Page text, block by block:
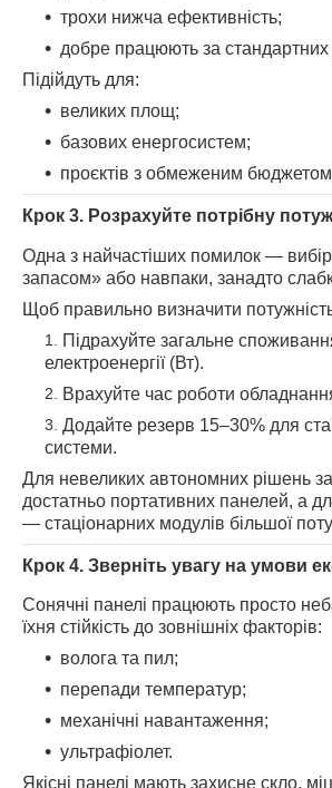
трохи нижча ефективність;
добре працюють за
Підійдуть для:
великих площ;
базових енергосистем;
проєктів з обмеженим
Крок 3. Розрахуйте потрібну
Одна з найчастіших помилок — вибір
запасом» або навпаки, занадто
Щоб правильно визначити
Підрахуйте загальне
електроенергії (Вт).
Врахуйте час роботи
Додайте резерв 15–30% для
системи.
Для невеликих автономних рішень
достатньо портативних панелей, а
— стаціонарних модулів більшої
Крок 4. Зверніть увагу на умови
Сонячні панелі працюють просто
їхня стійкість до зовнішніх факторів:
волога та пил;
перепади температур;
механічні навантаження;
ультрафіолет.
Якісні панелі мають захисне скло,